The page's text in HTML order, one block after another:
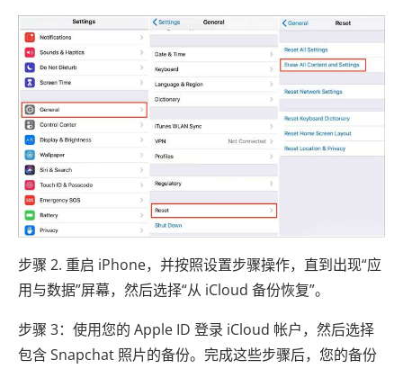
步骤 2. 重启 iPhone，并按照设置步骤操作，直到出现“应
用与数据”屏幕，然后选择“从 iCloud 备份恢复”。
步骤 3：使用您的 Apple ID 登录 iCloud 帐户，然后选择
包含 Snapchat 照片的备份。完成这些步骤后，您的备份